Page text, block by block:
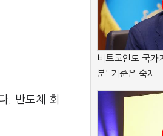
. 반도체 회
비트코인도 국가
분' 기준은 숙제